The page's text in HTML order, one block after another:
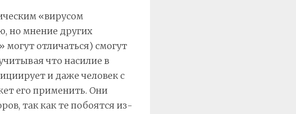
«вирусом
но мнение других
отличаться) смогут
что насилие в
и даже человек с
его применить. Они
так как те побоятся из-